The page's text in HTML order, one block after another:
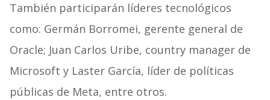
También participarán líderes tecnológicos
como: Germán Borromei, gerente general de
Oracle; Juan Carlos Uribe, country manager de
Microsoft y Laster García, líder de políticas
públicas de Meta, entre otros.